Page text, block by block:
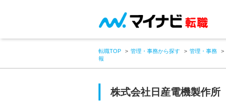
転職TOP 管理・事務から探す 管理・事務
報
株式会社日産電機製作所